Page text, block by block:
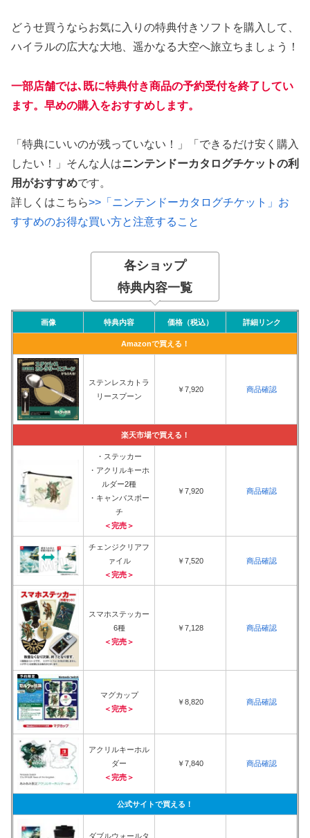
どうせ買うならお気に入りの特典付きソフトを購入して、
ハイラルの広大な大地、遥かなる大空へ旅立ちましょう！
一部店舗では､既に特典付き商品の予約受付を終了してい
ます。早めの購入をおすすめします。
「特典にいいのが残っていない！」「できるだけ安く購入
したい！」そんな人はニンテンドーカタログチケットの利
用がおすすめです。
詳しくはこちら>>「ニンテンドーカタログチケット」お
すすめのお得な買い方と注意すること
各ショップ
特典内容一覧
画像 特典内容 価格（税込） 詳細リンク
Amazonで買える！
ステンレスカトラ
リースプーン
￥7,920 商品確認
楽天市場で買える！
・ステッカー
・アクリルキーホ
ルダー2種
・キャンバスポー
チ
＜完売＞
￥7,920 商品確認
チェンジクリアフ
ァイル
＜完売＞
￥7,520 商品確認
スマホステッカー
6種
＜完売＞
￥7,128 商品確認
マグカップ
＜完売＞
￥8,820 商品確認
アクリルキーホル
ダー
＜完売＞
￥7,840 商品確認
公式サイトで買える！
ダブルウォールタ